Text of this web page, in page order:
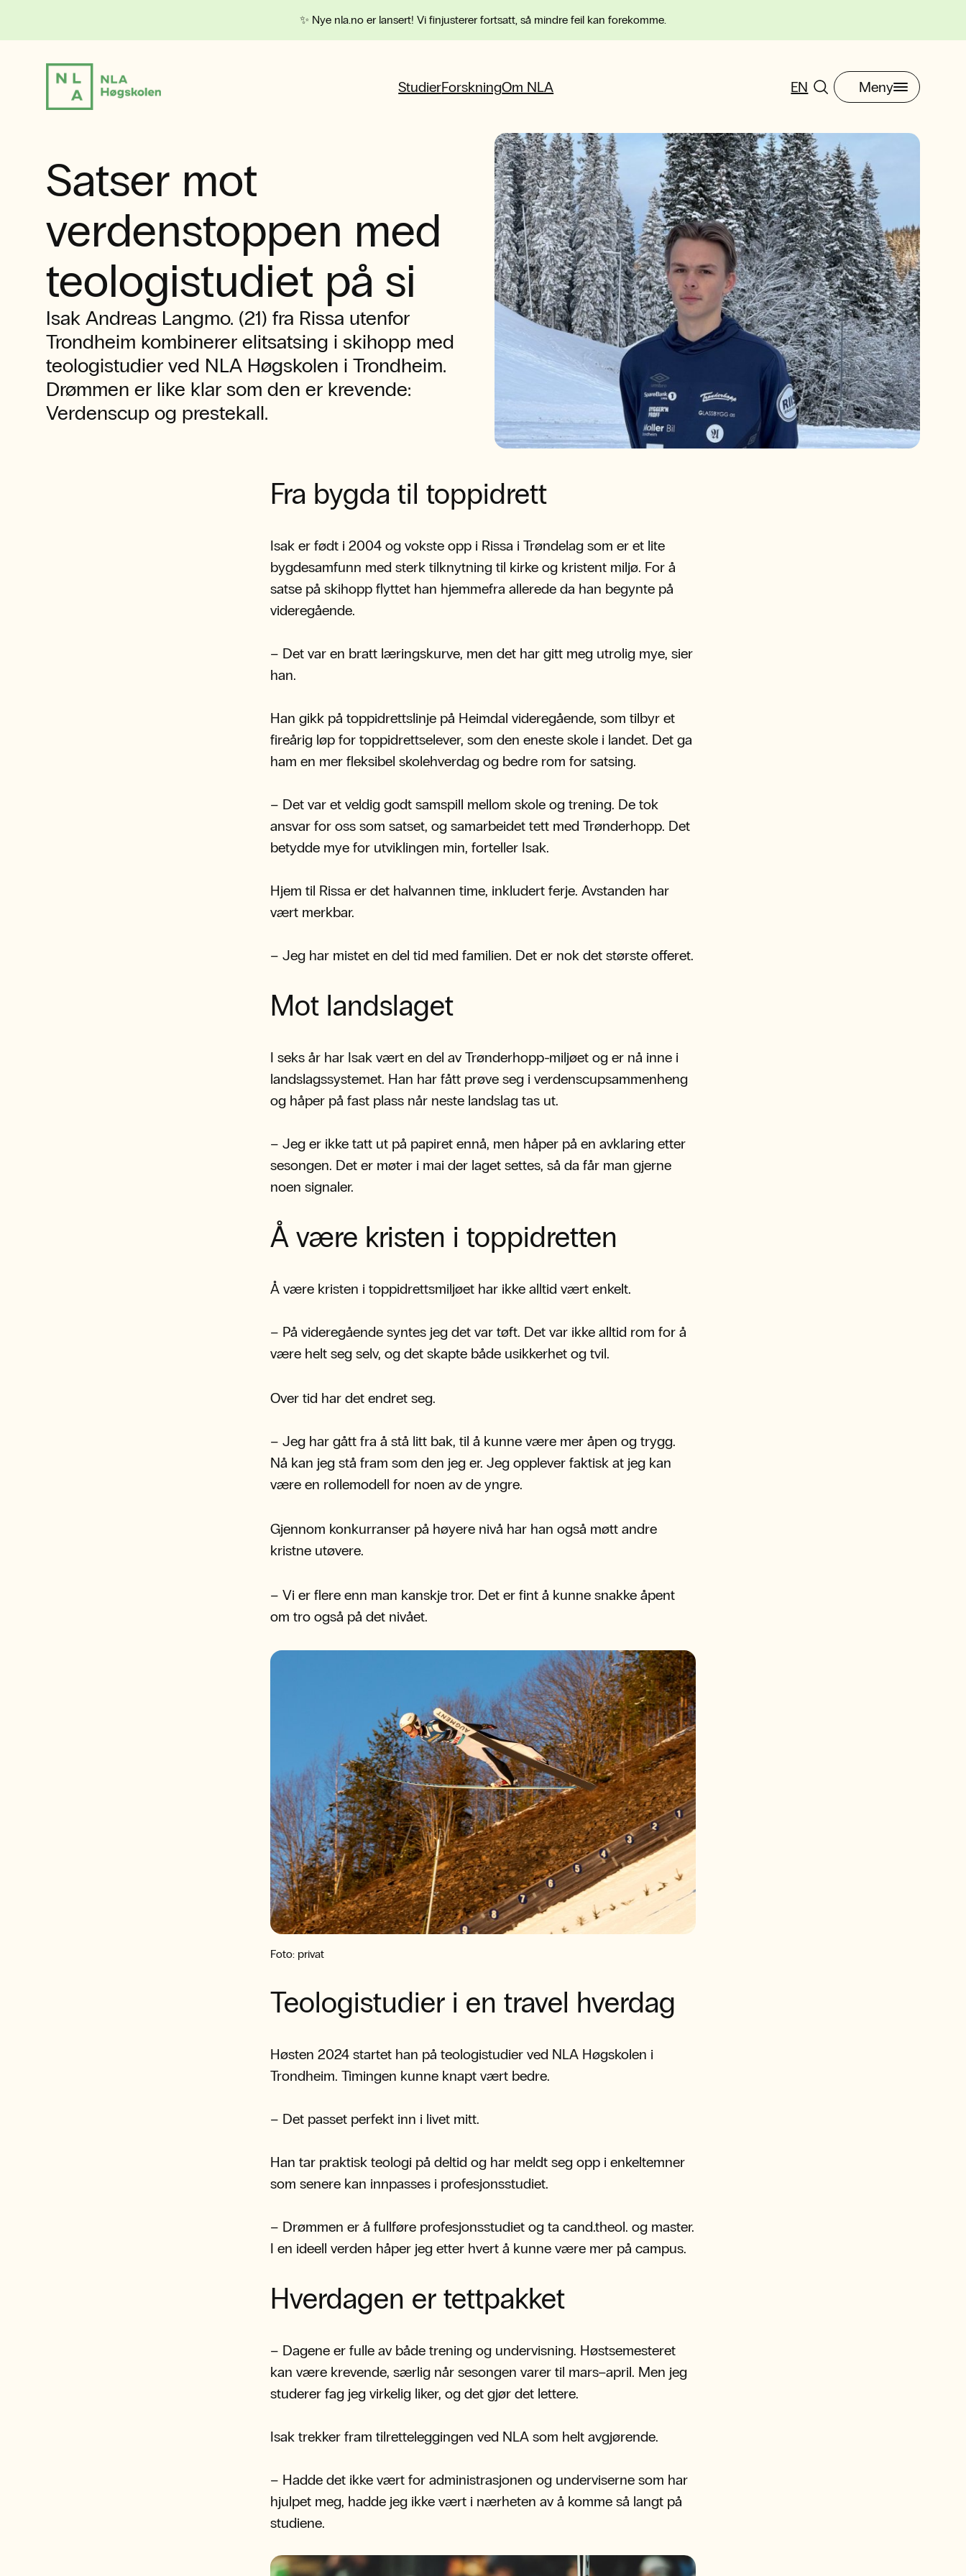
✨ Nye nla.no er lansert! Vi finjusterer fortsatt, så mindre feil kan forekomme.
StudierForskningOm NLA EN Meny
Satser mot
verdenstoppen med
teologistudiet på si
Isak Andreas Langmo. (21) fra Rissa utenfor
Trondheim kombinerer elitsatsing i skihopp med
teologistudier ved NLA Høgskolen i Trondheim.
Drømmen er like klar som den er krevende:
Verdenscup og prestekall.
Fra bygda til toppidrett
Isak er født i 2004 og vokste opp i Rissa i Trøndelag som er et lite
bygdesamfunn med sterk tilknytning til kirke og kristent miljø. For å
satse på skihopp flyttet han hjemmefra allerede da han begynte på
videregående.
– Det var en bratt læringskurve, men det har gitt meg utrolig mye, sier
han.
Han gikk på toppidrettslinje på Heimdal videregående, som tilbyr et
fireårig løp for toppidrettselever, som den eneste skole i landet. Det ga
ham en mer fleksibel skolehverdag og bedre rom for satsing.
– Det var et veldig godt samspill mellom skole og trening. De tok
ansvar for oss som satset, og samarbeidet tett med Trønderhopp. Det
betydde mye for utviklingen min, forteller Isak.
Hjem til Rissa er det halvannen time, inkludert ferje. Avstanden har
vært merkbar.
– Jeg har mistet en del tid med familien. Det er nok det største offeret.
Mot landslaget
I seks år har Isak vært en del av Trønderhopp-miljøet og er nå inne i
landslagssystemet. Han har fått prøve seg i verdenscupsammenheng
og håper på fast plass når neste landslag tas ut.
– Jeg er ikke tatt ut på papiret ennå, men håper på en avklaring etter
sesongen. Det er møter i mai der laget settes, så da får man gjerne
noen signaler.
Å være kristen i toppidretten
Å være kristen i toppidrettsmiljøet har ikke alltid vært enkelt.
– På videregående syntes jeg det var tøft. Det var ikke alltid rom for å
være helt seg selv, og det skapte både usikkerhet og tvil.
Over tid har det endret seg.
– Jeg har gått fra å stå litt bak, til å kunne være mer åpen og trygg.
Nå kan jeg stå fram som den jeg er. Jeg opplever faktisk at jeg kan
være en rollemodell for noen av de yngre.
Gjennom konkurranser på høyere nivå har han også møtt andre
kristne utøvere.
– Vi er flere enn man kanskje tror. Det er fint å kunne snakke åpent
om tro også på det nivået.
Foto: privat
Teologistudier i en travel hverdag
Høsten 2024 startet han på teologistudier ved NLA Høgskolen i
Trondheim. Timingen kunne knapt vært bedre.
– Det passet perfekt inn i livet mitt.
Han tar praktisk teologi på deltid og har meldt seg opp i enkeltemner
som senere kan innpasses i profesjonsstudiet.
– Drømmen er å fullføre profesjonsstudiet og ta cand.theol. og master.
I en ideell verden håper jeg etter hvert å kunne være mer på campus.
Hverdagen er tettpakket
– Dagene er fulle av både trening og undervisning. Høstsemesteret
kan være krevende, særlig når sesongen varer til mars–april. Men jeg
studerer fag jeg virkelig liker, og det gjør det lettere.
Isak trekker fram tilretteleggingen ved NLA som helt avgjørende.
– Hadde det ikke vært for administrasjonen og underviserne som har
hjulpet meg, hadde jeg ikke vært i nærheten av å komme så langt på
studiene.